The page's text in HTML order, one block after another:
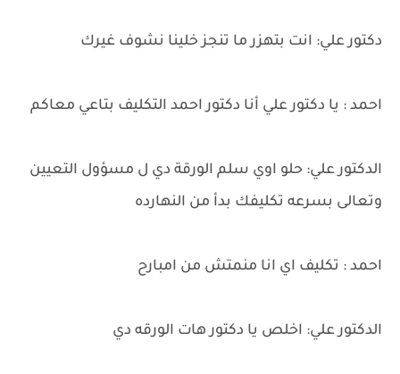
دكتور علي: انت بتهزر ما تنجز خلينا نشوف غيرك
احمد : يا دكتور علي أنا دكتور احمد التكليف بتاعي معاكم
الدكتور علي: حلو اوي سلم الورقة دي ل مسؤول التعيين
وتعالى بسرعه تكليفك بدأ من النهارده
احمد : تكليف اي انا منمتش من امبارح
الدكتور علي: اخلص يا دكتور هات الورقه دي